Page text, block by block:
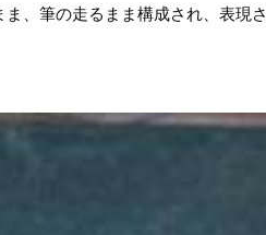
、筆の走るまま構成され、表現